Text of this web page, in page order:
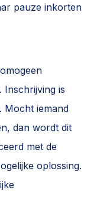
pauze inkorten
Inschrijving is
Mocht iemand
dan wordt dit
met de
oplossing.